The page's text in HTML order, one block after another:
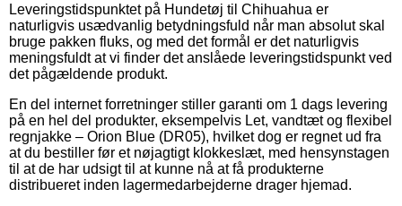
Leveringstidspunktet på Hundetøj til Chihuahua er
naturligvis usædvanlig betydningsfuld når man absolut skal
bruge pakken fluks, og med det formål er det naturligvis
meningsfuldt at vi finder det anslåede leveringstidspunkt ved
det pågældende produkt.
En del internet forretninger stiller garanti om 1 dags levering
på en hel del produkter, eksempelvis Let, vandtæt og flexibel
regnjakke – Orion Blue (DR05), hvilket dog er regnet ud fra
at du bestiller før et nøjagtigt klokkeslæt, med hensynstagen
til at de har udsigt til at kunne nå at få produkterne
distribueret inden lagermedarbejderne drager hjemad.